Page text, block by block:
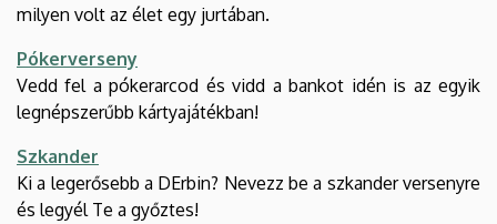
milyen volt az élet egy jurtában.
Pókerverseny
Vedd fel a pókerarcod és vidd a bankot idén is az egyik
legnépszerűbb kártyajátékban!
Szkander
Ki a legerősebb a DErbin? Nevezz be a szkander versenyre
és legyél Te a győztes!